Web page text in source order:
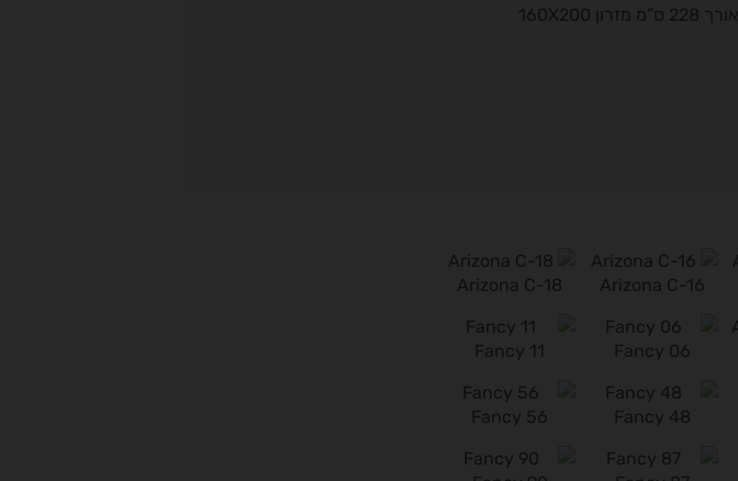
אורך 228 ס”מ מזרון 160X200
Arizona C-16
Arizona C-18
Fancy 06
Fancy 11
Fancy 48
Fancy 56